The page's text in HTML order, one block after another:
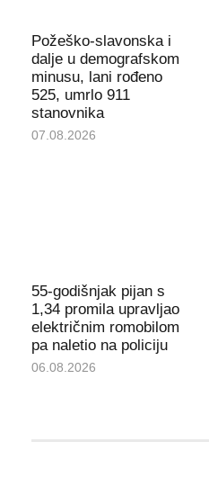
Požeško-slavonska i
dalje u demografskom
minusu, lani rođeno
525, umrlo 911
stanovnika
07.08.2026
55-godišnjak pijan s
1,34 promila upravljao
električnim romobilom
pa naletio na policiju
06.08.2026